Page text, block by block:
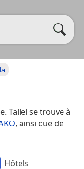
Tallel se trouve à
, ainsi que de
Hôtels